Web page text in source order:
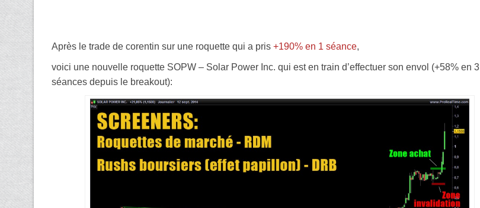
Après le trade de corentin sur une roquette qui a pris +190% en 1 séance,
voici une nouvelle roquette SOPW – Solar Power Inc. qui est en train d’effectuer son envol (+58% en 3
séances depuis le breakout):